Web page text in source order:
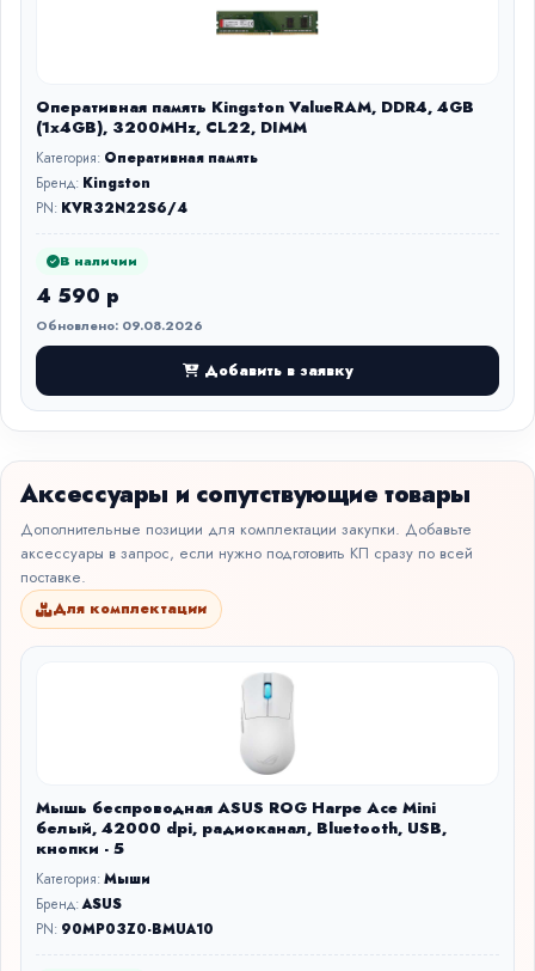
Оперативная память Kingston ValueRAM, DDR4, 4GB
(1x4GB), 3200MHz, CL22, DIMM
Категория: Оперативная память
Бренд: Kingston
PN: KVR32N22S6/4
В наличии
4 590 р
Обновлено: 09.08.2026
Добавить в заявку
Аксессуары и сопутствующие товары
Дополнительные позиции для комплектации закупки. Добавьте
аксессуары в запрос, если нужно подготовить КП сразу по всей
поставке.
Для комплектации
Мышь беспроводная ASUS ROG Harpe Ace Mini
белый, 42000 dpi, радиоканал, Bluetooth, USB,
кнопки - 5
Категория:Мыши
Бренд:ASUS
PN: 90MP03Z0-BMUA10